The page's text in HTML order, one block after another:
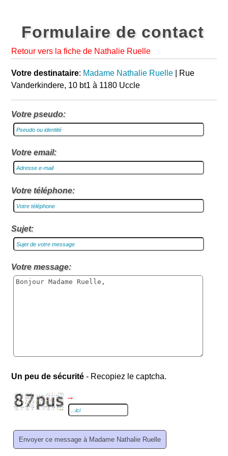
Formulaire de contact
Retour vers la fiche de Nathalie Ruelle
Votre destinataire: Madame Nathalie Ruelle | Rue
Vanderkindere, 10 bt1 à 1180 Uccle
Votre pseudo:
Votre email:
Votre téléphone:
Sujet:
Votre message:
Un peu de sécurité - Recopiez le captcha.
→